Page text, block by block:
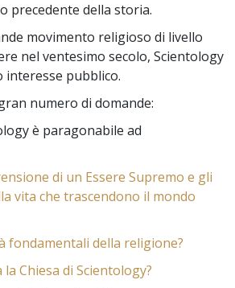
precedente della storia.
movimento religioso di livello
nel ventesimo secolo, Scientology
interesse pubblico.
numero di domande:
è paragonabile ad
di un Essere Supremo e gli
vita che trascendono il mondo
fondamentali della religione?
Chiesa di Scientology?